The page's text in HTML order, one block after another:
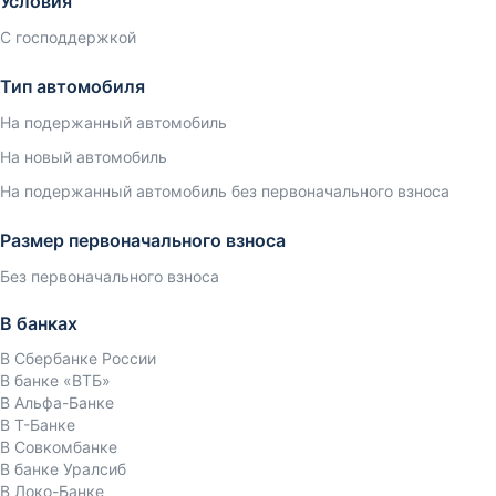
С господдержкой
Тип автомобиля
На подержанный автомобиль
На новый автомобиль
На подержанный автомобиль без первоначального взноса
Размер первоначального взноса
Без первоначального взноса
В банках
В Сбербанке России
В банке «ВТБ»
В Альфа-Банке
В Т-Банке
В Совкомбанке
В банке Уралсиб
В Локо-Банке